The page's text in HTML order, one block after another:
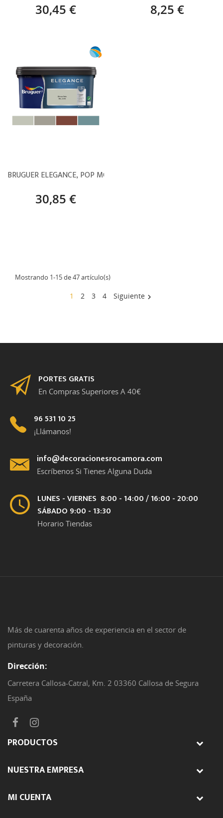
30,45 € 8,25 €
BRUGUER ELEGANCE, POP MODERNO – 4 L
30,85 €
Mostrando 1-15 de 47 artículo(s)
1 2 3 4 Siguiente
PORTES GRATIS
En Compras Superiores A 40€
96 531 10 25
¡Llámanos!
info@decoracionesrocamora.com
Escríbenos Si Tienes Alguna Duda
LUNES - VIERNES 8:00 - 14:00 / 16:00 - 20:00
SÁBADO 9:00 - 13:30
Horario Tiendas
Más de cuarenta años de experiencia en el sector de
pinturas y decoración.
Dirección:
Carretera Callosa-Catral, Km. 2 03360 Callosa de Segura
España
PRODUCTOS
NUESTRA EMPRESA
MI CUENTA